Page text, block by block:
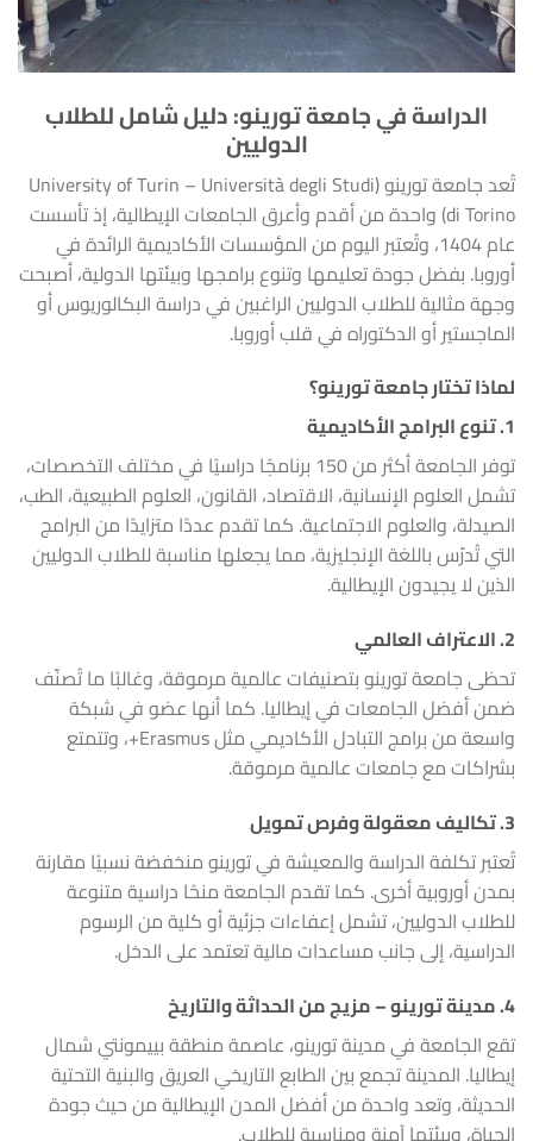
الدراسة في جامعة تورينو: دليل شامل للطلاب
الدوليين
تُعد جامعة تورينو (University of Turin – Università degli Studi
di Torino) واحدة من أقدم وأعرق الجامعات الإيطالية، إذ تأسست
عام 1404، وتُعتبر اليوم من المؤسسات الأكاديمية الرائدة في
أوروبا. بفضل جودة تعليمها وتنوع برامجها وبيئتها الدولية، أصبحت
وجهة مثالية للطلاب الدوليين الراغبين في دراسة البكالوريوس أو
الماجستير أو الدكتوراه في قلب أوروبا.
لماذا تختار جامعة تورينو؟
1. تنوع البرامج الأكاديمية
توفر الجامعة أكثر من 150 برنامجًا دراسيًا في مختلف التخصصات،
تشمل العلوم الإنسانية، الاقتصاد، القانون، العلوم الطبيعية، الطب،
الصيدلة، والعلوم الاجتماعية. كما تقدم عددًا متزايدًا من البرامج
التي تُدرّس باللغة الإنجليزية، مما يجعلها مناسبة للطلاب الدوليين
الذين لا يجيدون الإيطالية.
2. الاعتراف العالمي
تحظى جامعة تورينو بتصنيفات عالمية مرموقة، وغالبًا ما تُصنّف
ضمن أفضل الجامعات في إيطاليا. كما أنها عضو في شبكة
واسعة من برامج التبادل الأكاديمي مثل Erasmus+، وتتمتع
بشراكات مع جامعات عالمية مرموقة.
3. تكاليف معقولة وفرص تمويل
تُعتبر تكلفة الدراسة والمعيشة في تورينو منخفضة نسبيًا مقارنة
بمدن أوروبية أخرى. كما تقدم الجامعة منحًا دراسية متنوعة
للطلاب الدوليين، تشمل إعفاءات جزئية أو كلية من الرسوم
الدراسية، إلى جانب مساعدات مالية تعتمد على الدخل.
4. مدينة تورينو – مزيج من الحداثة والتاريخ
تقع الجامعة في مدينة تورينو، عاصمة منطقة بييمونتي شمال
إيطاليا. المدينة تجمع بين الطابع التاريخي العريق والبنية التحتية
الحديثة، وتعد واحدة من أفضل المدن الإيطالية من حيث جودة
الحياة، وبيئتها آمنة ومناسبة للطلاب.